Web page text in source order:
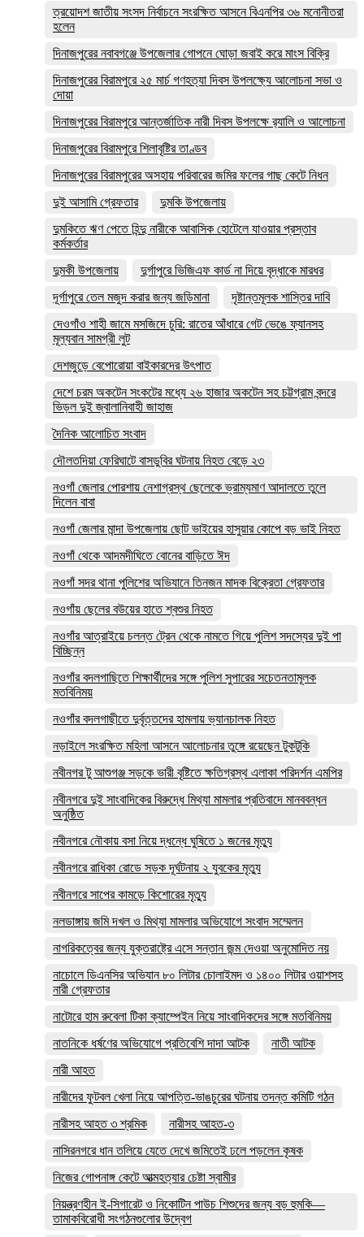
ত্রয়োদশ জাতীয় সংসদ নির্বাচনে সংরক্ষিত আসনে বিএনপির ৩৬ মনোনীতরা
হলেন
দিনাজপুরের নবাবগঞ্জে উপজেলার গোপনে ঘোড়া জবাই করে মাংস বিক্রি
দিনাজপুরের ‎বিরামপুরে ২৫ মার্চ গণহত্যা দিবস উপলক্ষ্যে আলোচনা সভা ও
দোয়া
দিনাজপুরের বিরামপুরে আন্তর্জাতিক নারী দিবস উপলক্ষে র‍্যালি ও আলোচনা
দিনাজপুরের বিরামপুরে শিলাবৃষ্টির তাণ্ডব
দিনাজপুরের বিরামপুরের অসহায় পরিবারের জমির ফলের গাছ কেটে নিধন
দুই আসামি গ্রেফতার
দুমকি উপজেলায়
দুমকিতে ঋণ পেতে হিন্দু নারীকে আবাসিক হোটেলে যাওয়ার প্রস্তাব
কর্মকর্তার
দুমকী উপজেলায়
দুর্গাপুরে ভিজিএফ কার্ড না দিয়ে বৃদ্ধাকে মারধর
দূর্গাপুরে তেল মজুদ করার জন্য জড়িমানা
দৃষ্টান্তমূলক শাস্তির দাবি
দেওগাঁও শাহী জামে মসজিদে চুরি: রাতের আঁধারে গেট ভেঙে ফ্যানসহ
মূল্যবান সামগ্রী লুট
দেশজুড়ে বেপোরোয়া বাইকারদের উৎপাত
দেশে চরম অকটেন সংকটের মধ্যে ২৬ হাজার অকটেন সহ চট্টগ্রাম বন্দরে
ভিড়ল দুই জ্বালানিবাহী জাহাজ
দৈনিক আলোচিত সংবাদ
দৌলতদিয়া ফেরিঘাটে বাসডুবির ঘটনায় নিহত বেড়ে ২৩
নওগাঁ জেলার পোরশায় নেশাগ্রস্থ ছেলেকে ভ্রাম্যমাণ আদালতে তুলে
দিলেন বাবা
নওগাঁ জেলার মান্দা উপজেলায় ছোট ভাইয়ের হাসুয়ার কোপে বড় ভাই নিহত
নওগাঁ থেকে আদমদীঘিতে বোনের বাড়িতে ঈদ
নওগাঁ সদর থানা পুলিশের অভিযানে তিনজন মাদক বিক্রেতা গ্রেফতার
নওগাঁয় ছেলের বউয়ের হাতে শ্বশুর নিহত
নওগাঁর আত্রাইয়ে চলন্ত ট্রেন থেকে নামতে গিয়ে পুলিশ সদস্যের দুই পা
বিচ্ছিন্ন
নওগাঁর বদলগাছিতে শিক্ষার্থীদের সঙ্গে পুলিশ সুপারের সচেতনতামূলক
মতবিনিময়
নওগাঁর বদলগাছীতে দুর্বৃত্তদের হামলায় ভ্যানচালক নিহত
নড়াইলে সংরক্ষিত মহিলা আসনে আলোচনার তুঙ্গে রয়েছেন টুকটুকি
নবীনগর টু আশুগঞ্জ সড়কে ভারী বৃষ্টিতে ক্ষতিগ্রস্থ এলাকা পরিদর্শন এমপির
নবীনগরে দুই সাংবাদিকের বিরুদ্ধে মিথ্যা মামলার প্রতিবাদে মানববন্ধন
অনুষ্ঠিত
নবীনগরে নৌকায় বসা নিয়ে দ্ধন্ধে ঘুষিতে ১ জনের মৃত্যু
নবীনগরে রাধিকা রোডে সড়ক দূর্ঘটনায় ২ যুবকের মৃত্যু
নবীনগরে সাপের কামড়ে কিশোরের মৃত্যু
নলডাঙ্গায় জমি দখল ও মিথ্যা মামলার অভিযোগে সংবাদ সম্মেলন
নাগরিকত্বের জন্য যুক্তরাষ্ট্রে এসে সন্তান জন্ম দেওয়া অনুমোদিত নয়
নাচোলে ডিএনসির অভিযান ৮০ লিটার চোলাইমদ ও ১৪০০ লিটার ওয়াশসহ
নারী গ্রেফতার
নাটোরে হাম রুবেলা টিকা ক্যাম্পেইন নিয়ে সাংবাদিকদের সঙ্গে মতবিনিময়
নাতনিকে ধর্ষণের অভিযোগে প্রতিবেশি দাদা আটক
নাতী আটক
নারী আহত
নারীদের ফুটবল খেলা নিয়ে আপত্তি-ভাঙচুরের ঘটনায় তদন্ত কমিটি গঠন
নারীসহ আহত ৩ শ্রমিক
নারীসহ আহত-৩
নাসিরনগরে ধান তলিয়ে যেতে দেখে জমিতেই ঢলে পড়লেন কৃষক
নিজের গোপনাঙ্গ কেটে আত্মহত্যার চেষ্টা স্বামীর
নিয়ন্ত্রণহীন ই-সিগারেট ও নিকোটিন পাউচ শিশুদের জন্য বড় হুমকি—
তামাকবিরোধী সংগঠনগুলোর উদ্বেগ